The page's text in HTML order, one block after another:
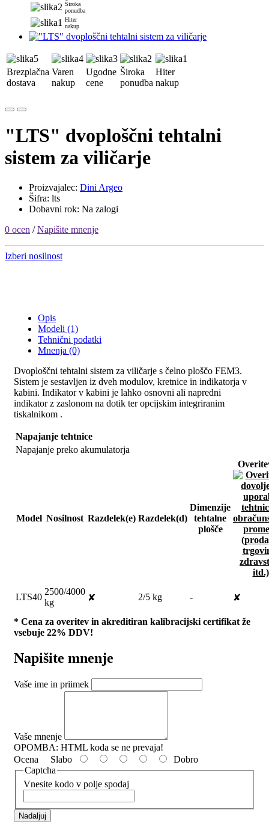
Široka
ponudba
Hiter
nakup
Brezplačna
dostava
Varen
nakup
Ugodne
cene
Široka
ponudba
Hiter
nakup
"LTS" dvoploščni tehtalni
sistem za viličarje
Proizvajalec: Dini Argeo
Šifra: lts
Dobavni rok: Na zalogi
0 ocen /Napišite mnenje
Izberi nosilnost
Opis
Modeli (1)
Tehnični podatki
Mnenja (0)
Dvoploščni tehtalni sistem za viličarje s čelno ploščo FEM3.
Sistem je sestavljen iz dveh modulov, kretnice in indikatorja v
kabini. Indikator v kabini je lahko osnovni ali napredni
indikator z zaslonom na dotik ter opcijskim integriranim
tiskalnikom .
Napajanje tehtnice
Napajanje preko akumulatorja
Model Nosilnost Razdelek(e) Razdelek(d)
Dimenzije
tehtalne
plošče
LTS40
2500/4000
kg
✘ 2/5 kg - ✘
* Cena za overitev in akreditiran kalibracijski certifikat že
vsebuje 22% DDV!
Napišite mnenje
Vaše ime in priimek
Vaše mnenje
OPOMBA: HTML koda se ne prevaja!
Ocena Slabo
Dobro
Captcha
Vnesite kodo v polje spodaj
Nadaljuj